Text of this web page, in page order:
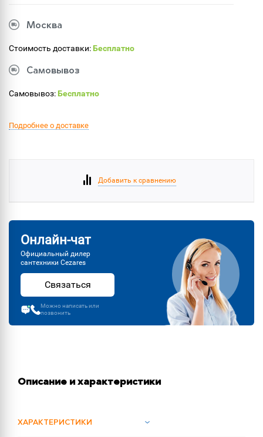
Москва
Стоимость доставки:Бесплатно
Самовывоз
Самовывоз:Бесплатно
Подробнее о доставке
Добавить к сравнению
Онлайн-чат
Официальный дилер
сантехники Cezares
Связаться
Можно написать или
позвонить
Описание и характеристики
ХАРАКТЕРИСТИКИ